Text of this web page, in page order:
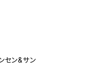
セン&サン